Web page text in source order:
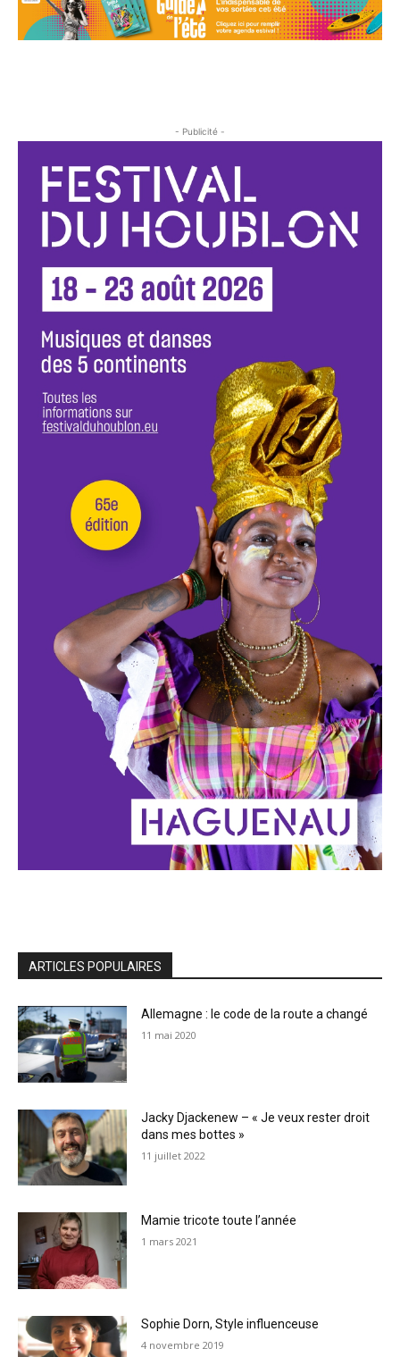
- Publicité -
ARTICLES POPULAIRES
Allemagne : le code de la route a changé
11 mai 2020
Jacky Djackenew – « Je veux rester droit
dans mes bottes »
11 juillet 2022
Mamie tricote toute l’année
1 mars 2021
Sophie Dorn, Style influenceuse
4 novembre 2019